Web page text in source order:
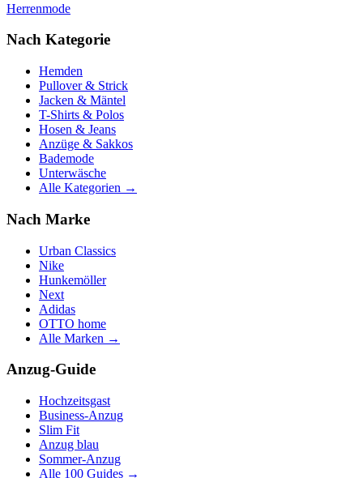
Herrenmode
Nach Kategorie
Hemden
Pullover & Strick
Jacken & Mäntel
T-Shirts & Polos
Hosen & Jeans
Anzüge & Sakkos
Bademode
Unterwäsche
Alle Kategorien →
Nach Marke
Urban Classics
Nike
Hunkemöller
Next
Adidas
OTTO home
Alle Marken →
Anzug-Guide
Hochzeitsgast
Business-Anzug
Slim Fit
Anzug blau
Sommer-Anzug
Alle 100 Guides →